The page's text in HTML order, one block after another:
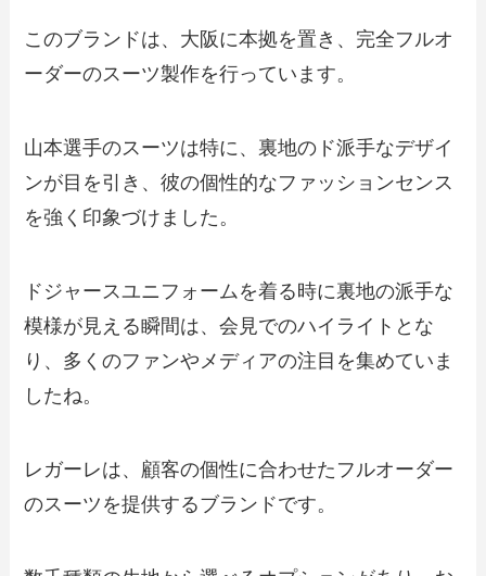
このブランドは、大阪に本拠を置き、完全フルオ
ーダーのスーツ製作を行っています。
山本選手のスーツは特に、裏地のド派手なデザイ
ンが目を引き、彼の個性的なファッションセンス
を強く印象づけました。
ドジャースユニフォームを着る時に裏地の派手な
模様が見える瞬間は、会見でのハイライトとな
り、多くのファンやメディアの注目を集めていま
したね。
レガーレは、顧客の個性に合わせたフルオーダー
のスーツを提供するブランドです。